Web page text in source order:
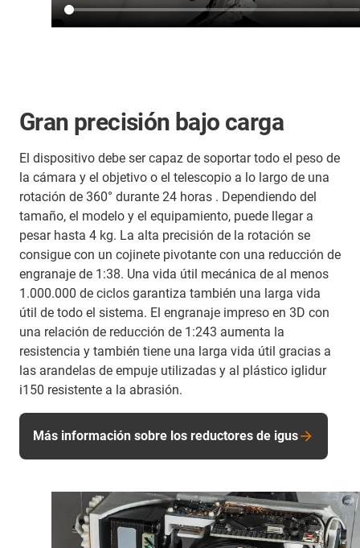
Gran precisión bajo carga
El dispositivo debe ser capaz de soportar todo el peso de
la cámara y el objetivo o el telescopio a lo largo de una
rotación de 360° durante 24 horas . Dependiendo del
tamaño, el modelo y el equipamiento, puede llegar a
pesar hasta 4 kg. La alta precisión de la rotación se
consigue con un cojinete pivotante con una reducción de
engranaje de 1:38. Una vida útil mecánica de al menos
1.000.000 de ciclos garantiza también una larga vida
útil de todo el sistema. El engranaje impreso en 3D con
una relación de reducción de 1:243 aumenta la
resistencia y también tiene una larga vida útil gracias a
las arandelas de empuje utilizadas y al plástico iglidur
i150 resistente a la abrasión.
Más información sobre los reductores de igus